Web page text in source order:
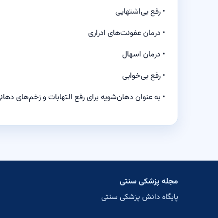
• رفع بی‌اشتهایی
• درمان عفونت‌های ادراری
• درمان اسهال
• رفع بی‌خوابی
• به عنوان دهان‌شویه برای رفع التهابات و زخم‌های
مجله پزشکی سنتی
پایگاه دانش پزشکی سنتی